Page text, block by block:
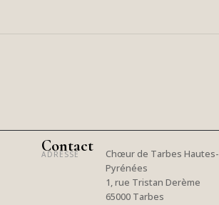
Contact
ADRESSE
Chœur de Tarbes Hautes-
Pyrénées
1, rue Tristan Derème
65000 Tarbes